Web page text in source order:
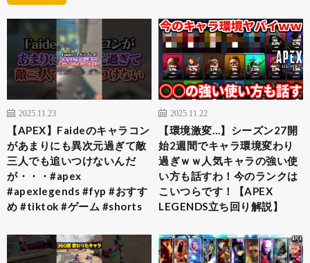
2025.11.23
【APEX】Faideのキャラコン
があまりにも異次元過ぎて敵
三人でも追いつけないんだ
が・・・#apex
#apexlegends #fyp #おすす
め #tiktok #ゲーム #shorts
2025.11.22
【環境激変…】シーズン27開
始2週間でキャラ環境変わり
過ぎｗｗ人気キャラの強い使
い方も話すわ！今のランクは
こいつらです！【APEX
LEGENDS立ち回り解説】